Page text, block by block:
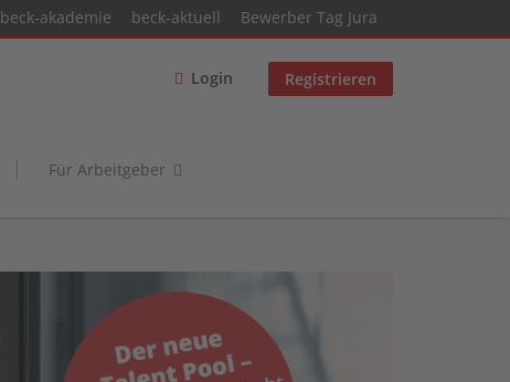
beck-akademie beck-aktuell Bewerber Tag Jura
Login Registrieren
Für Arbeitgeber